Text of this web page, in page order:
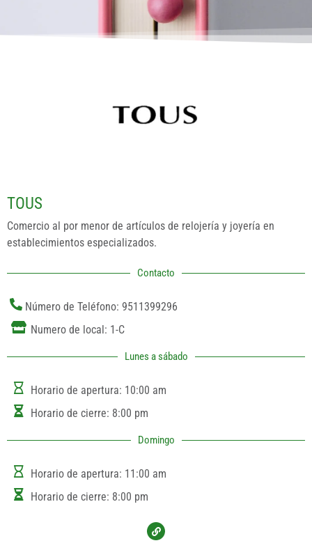
TOUS
Comercio al por menor de artículos de relojería y joyería en
establecimientos especializados.
Contacto
Número de Teléfono: 9511399296
Numero de local: 1-C
Lunes a sábado
Horario de apertura: 10:00 am
Horario de cierre: 8:00 pm
Domingo
Horario de apertura: 11:00 am
Horario de cierre: 8:00 pm